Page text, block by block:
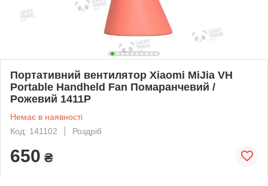
Портативний вентилятор Xiaomi MiJia VH
Portable Handheld Fan Помаранчевий /
Рожевий 1411P
Немає в наявності
Код: 141102
Роздріб
650 ₴